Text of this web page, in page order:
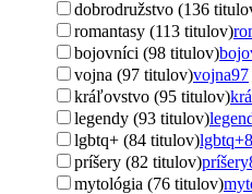
dobrodružstvo (136
romantasy (113 titulov)
bojovníci (98 titulov)
vojna (97 titulov)vojna97
kráľovstvo (95 titulov)
legendy (93 titulov)
lgbtq+ (84 titulov)lgbtq+
príšery (82 titulov)príšery
mytológia (76 titulov)